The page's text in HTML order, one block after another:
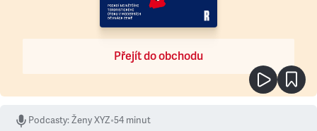
Přejít do obchodu
Podcasty:Ženy XYZ•54 minut